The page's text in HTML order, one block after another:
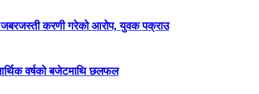
जबरजस्ती करणी गरेको आरोप, युवक पक्राउ
वर्षको बजेटमाथि छलफल